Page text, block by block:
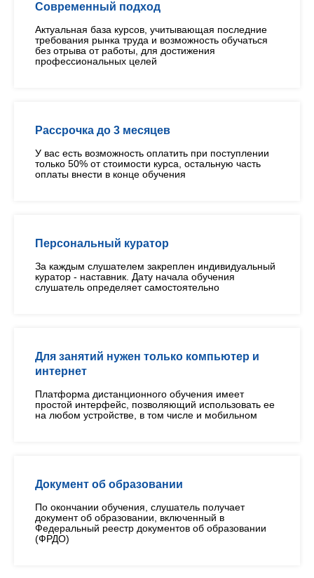
Современный подход
Актуальная база курсов, учитывающая последние
требования рынка труда и возможность обучаться
без отрыва от работы, для достижения
профессиональных целей
Рассрочка до 3 месяцев
У вас есть возможность оплатить при поступлении
только 50% от стоимости курса, остальную часть
оплаты внести в конце обучения
Персональный куратор
За каждым слушателем закреплен индивидуальный
куратор - наставник. Дату начала обучения
слушатель определяет самостоятельно
Для занятий нужен только компьютер и
интернет
Платформа дистанционного обучения имеет
простой интерфейс, позволяющий использовать ее
на любом устройстве, в том числе и мобильном
Документ об образовании
По окончании обучения, слушатель получает
документ об образовании, включенный в
Федеральный реестр документов об образовании
(ФРДО)